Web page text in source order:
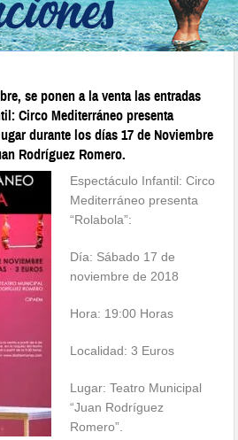
se ponen a la venta las entradas
Circo Mediterráneo presenta
durante los días 17 de Noviembre
Rodríguez Romero.
Espectáculo Infantil: Circo
Mediterráneo presenta
“Rolabola”:
Día: Sábado 17 de
noviembre de 2018
Hora: 19:00 Horas
Localidad: 3 Euros
Lugar: Teatro Municipal
“Juan Rodríguez
Romero”.